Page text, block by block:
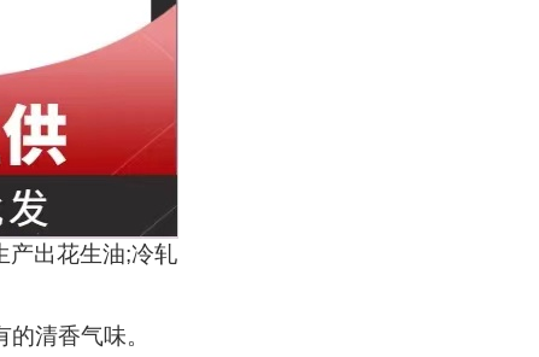
出花生油;冷轧
清香气味。